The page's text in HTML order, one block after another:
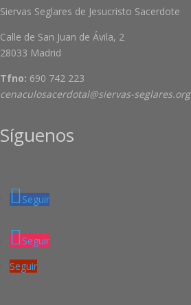
Siervas Seglares de Jesucristo Sacerdote
Calle de San Juan de Ávila, 2
28033 Madrid
Tfno: 690 742 223
cenaculosacerdotal@siervas-seglares.org
Síguenos
Seguir
Seguir
Seguir